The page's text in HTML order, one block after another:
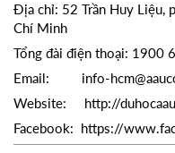
Địa chỉ: 52 Trần Huy Liệu,
Chí Minh
Tổng đài điện thoại: 1900
Email: info-
Website: http://
Facebook: https://